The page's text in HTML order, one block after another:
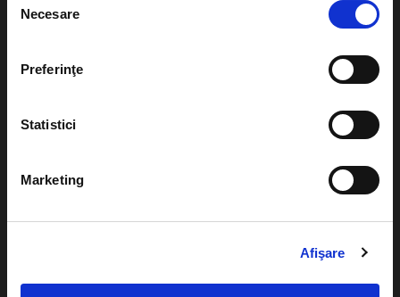
consimțământului
Necesare
Preferinţe
Statistici
Marketing
Afişare
Livrare prin curier
Teatru
festivaluri
Pentru copii
Diverse